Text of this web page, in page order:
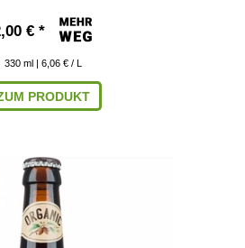
€ *
330 ml | 6,06 € / L
PRODUKT